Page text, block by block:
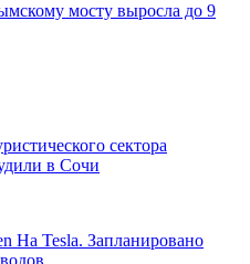
мосту выросла до 9
сектора
в Сочи
На Tesla. Запланировано